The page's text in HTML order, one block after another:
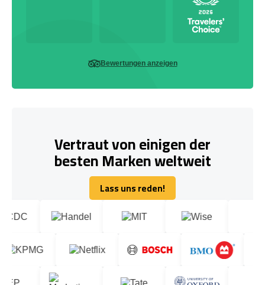
Bewertungen anzeigen
Vertraut von einigen der
besten Marken weltweit
Lass uns reden!
Lass uns reden!